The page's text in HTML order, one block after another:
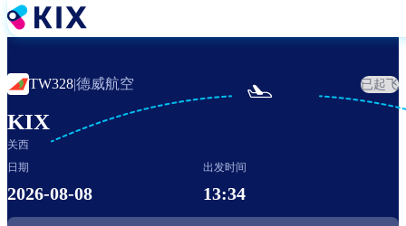
跳
转
主
要
容
TW328|德威航空 已起飞
KIX
关西

日期
2026-08-08
出发时间
13:34